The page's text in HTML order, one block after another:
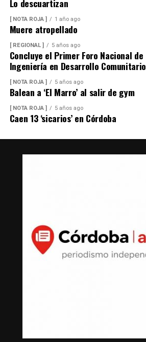
Lo descuartizan
[ NOTA ROJA ] 1 año ago
Muere atropellado
[ REGIONAL ] 5 años ago
Concluye el Primer Foro Nacional de
Ingeniería en Desarrollo Comunitario
[ NOTA ROJA ] 5 años ago
Balean a ‘El Marro’ al salir de gym
[ NOTA ROJA ] 5 años ago
Caen 13 ‘sicarios’ en Córdoba